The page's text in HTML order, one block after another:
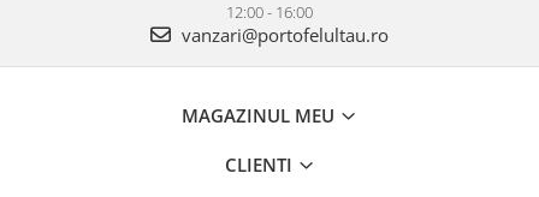
12:00 - 16:00
vanzari@portofelultau.ro
MAGAZINUL MEU
CLIENTI